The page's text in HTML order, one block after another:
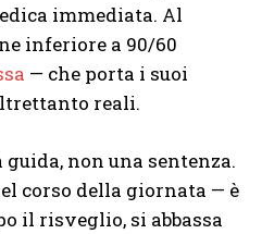
immediata. Al
inferiore a 90/60
— che porta i suoi
reali.
non una sentenza.
corso della giornata — è
il risveglio, si abbassa